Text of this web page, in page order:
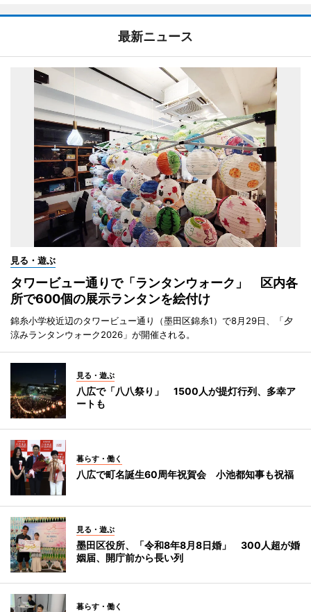
最新ニュース
見る・遊ぶ
タワービュー通りで「ランタンウォーク」 区内各
所で600個の展示ランタンを絵付け
錦糸小学校近辺のタワービュー通り（墨田区錦糸1）で8月29日、「夕
涼みランタンウォーク2026」が開催される。
見る・遊ぶ
八広で「八八祭り」 1500人が提灯行列、多幸ア
ートも
暮らす・働く
八広で町名誕生60周年祝賀会 小池都知事も祝福
見る・遊ぶ
墨田区役所、「令和8年8月8日婚」 300人超が婚
姻届、開庁前から長い列
暮らす・働く